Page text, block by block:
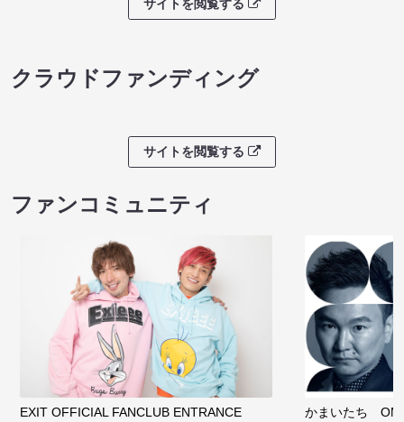
サイトを閲覧する
クラウドファンディング
サイトを閲覧する
ファンコミュニティ
EXIT OFFICIAL FANCLUB ENTRANCE かまいたち